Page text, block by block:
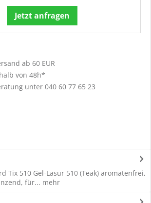
Jetzt anfragen
ab 60 EUR
von 48h*
unter 040 60 77 65 23
Tix 510 Gel-Lasur 510 (Teak) aromatenfrei,
für... mehr